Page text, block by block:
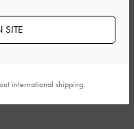
に立ちましたか？
0
SITE
international shipping.